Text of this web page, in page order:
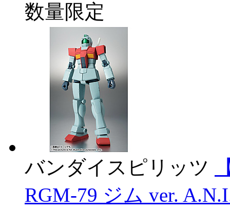
数量限定
バンダイスピリッツ
RGM-79 ジム ver.